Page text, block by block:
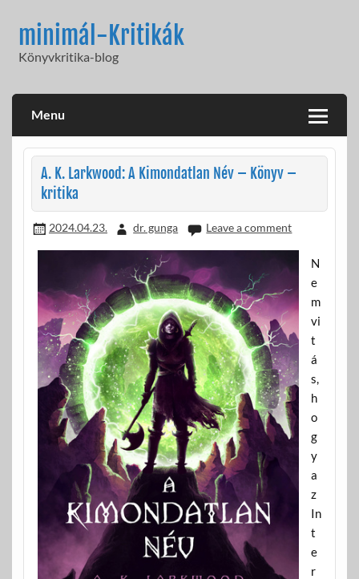
contentminimál-Kritikák
Könyvkritika-blog
Menu
A. K. Larkwood: A Kimondatlan Név – Könyv –
kritika
2024.04.23. dr. gunga Leave a comment
N
e
m
vi
t
á
s,
h
o
g
y
a
z
In
t
e
r